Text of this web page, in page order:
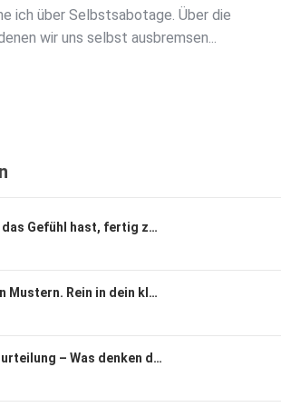
ich über Selbstsabotage. Über die
wir uns selbst ausbremsen...
motivierter bin.“
alle.
und Perfektionismus damit zu tun
nicht einfach irgendwann vom Himmel
Warum du nie das Gefühl hast, fertig zu sein – obwohl du den ganzen Tag funktionierst
Raus aus alten Mustern. Rein in dein klares 2027
Angst vor Verurteilung – Was denken die anderen?